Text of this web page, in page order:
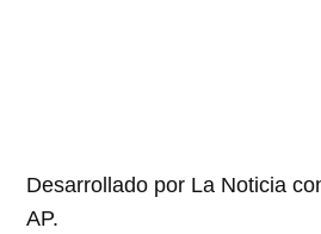
Desarrollado por La Noticia
AP.